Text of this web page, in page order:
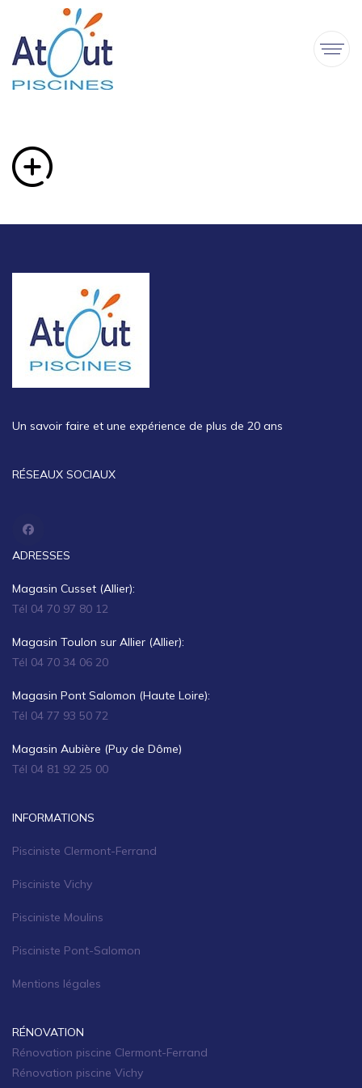
Un savoir faire et une expérience de plus de 20 ans
RÉSEAUX SOCIAUX
ADRESSES
Magasin Cusset (Allier):
Tél 04 70 97 80 12
Magasin Toulon sur Allier (Allier):
Tél 04 70 34 06 20
Magasin Pont Salomon (Haute Loire):
Tél 04 77 93 50 72
Magasin Aubière (Puy de Dôme)
Tél 04 81 92 25 00
INFORMATIONS
Pisciniste Clermont-Ferrand
Pisciniste Vichy
Pisciniste Moulins
Pisciniste Pont-Salomon
Mentions légales
RÉNOVATION
Rénovation piscine Clermont-Ferrand
Rénovation piscine Vichy